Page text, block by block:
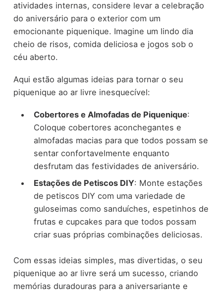
atividades internas, considere levar a celebração
do aniversário para o exterior com um
emocionante piquenique. Imagine um lindo dia
cheio de risos, comida deliciosa e jogos sob o
céu aberto.
Aqui estão algumas ideias para tornar o seu
piquenique ao ar livre inesquecível:
Cobertores e Almofadas de Piquenique:
Coloque cobertores aconchegantes e
almofadas macias para que todos possam se
sentar confortavelmente enquanto
desfrutam das festividades de aniversário.
Estações de Petiscos DIY: Monte estações
de petiscos DIY com uma variedade de
guloseimas como sanduíches, espetinhos de
frutas e cupcakes para que todos possam
criar suas próprias combinações deliciosas.
Com essas ideias simples, mas divertidas, o seu
piquenique ao ar livre será um sucesso, criando
memórias duradouras para a aniversariante e